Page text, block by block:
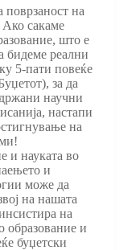
поврзаност на
Ако сакаме
што е
бидеме реални
5-пати повеќе
за да
научни
настапи
на
и науката во
и
може да
на нашата
на
образование и
буџетски